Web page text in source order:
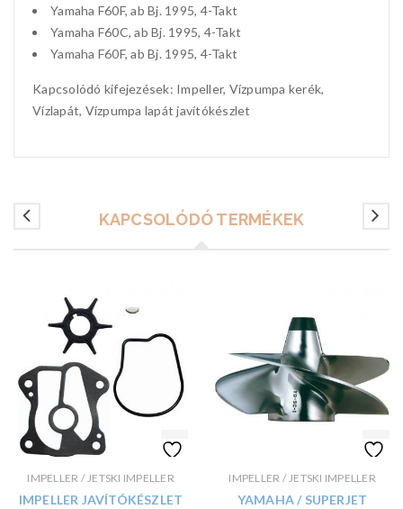
Yamaha F60F, ab Bj. 1995, 4-Takt
Yamaha F60C, ab Bj. 1995, 4-Takt
Yamaha F60F, ab Bj. 1995, 4-Takt
Kapcsolódó kifejezések: Impeller, Vízpumpa kerék,
Vízlapát, Vízpumpa lapát javítókészlet
KAPCSOLÓDÓ TERMÉKEK
IMPELLER / JETSKI IMPELLER
IMPELLER JAVÍTÓKÉSZLET
IMPELLER / JETSKI IMPELLER
YAMAHA / SUPERJET